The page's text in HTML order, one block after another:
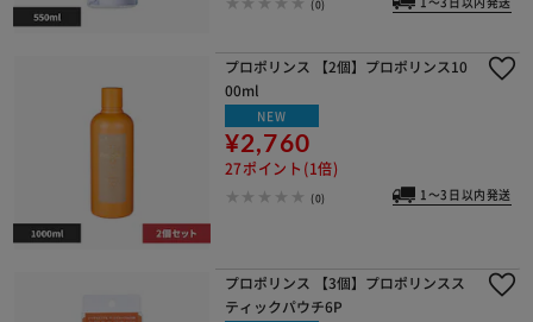
(0)
プロポリンス 【2個】プロポリンス10
00ml
NEW
¥2,760
27ポイント(1倍)
(0) 1～3日以内発送
プロポリンス 【3個】プロポリンスス
ティックパウチ6P